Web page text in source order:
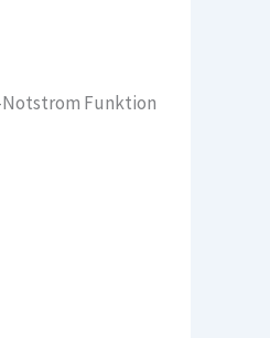
Funktion